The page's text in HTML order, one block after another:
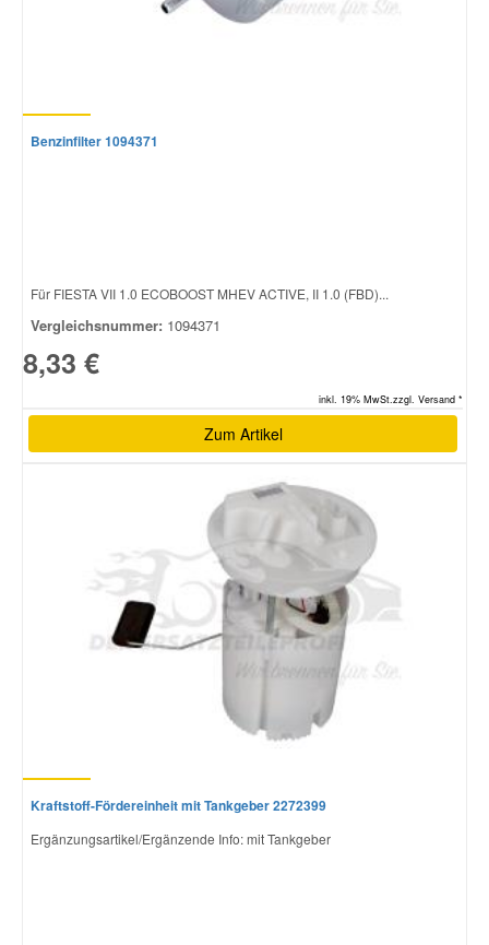
Benzinfilter 1094371
Für FIESTA VII 1.0 ECOBOOST MHEV ACTIVE, II 1.0 (FBD)...
Vergleichsnummer: 1094371
8,33 €
inkl. 19% MwSt.zzgl. Versand *
Zum Artikel
Kraftstoff-Fördereinheit mit Tankgeber 2272399
Ergänzungsartikel/Ergänzende Info: mit Tankgeber